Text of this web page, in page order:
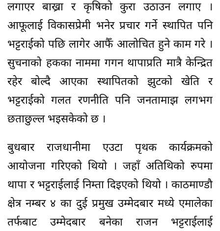
लगाएर बाख्रा र कृषिको कुरा उठाउन लगाए ।
आफूलाई विकासप्रेमी भनेर प्रचार गर्ने स्थापित पनि
भट्टराईको पछि लागेर आफैँ आलोचित हुने काम गरे ।
सुचनाको हकका नाममा गगन थापाप्रति मात्रै केन्द्रित
रहेर बोल्दै आएका स्थापितको झुटको खेति र
भट्टराईको गलत रणनीति पनि जनतामाझ लगभग
छताछुल्ल भइसकेको छ ।
बुधबार राजधानीमा एउटा पृथक कार्यक्रमको
आयोजना गरिएको थियो । जहाँ अतिथिको रुपमा
थापा र भट्टराईलाई निम्ता दिइएको थियो । काठमाण्डौ
क्षेत्र नम्बर ४ का दुई प्रमुख उम्मेदबार मध्ये एमालेका
तर्फबाट उम्मेदबार बनेका राजन भट्टराईलाई